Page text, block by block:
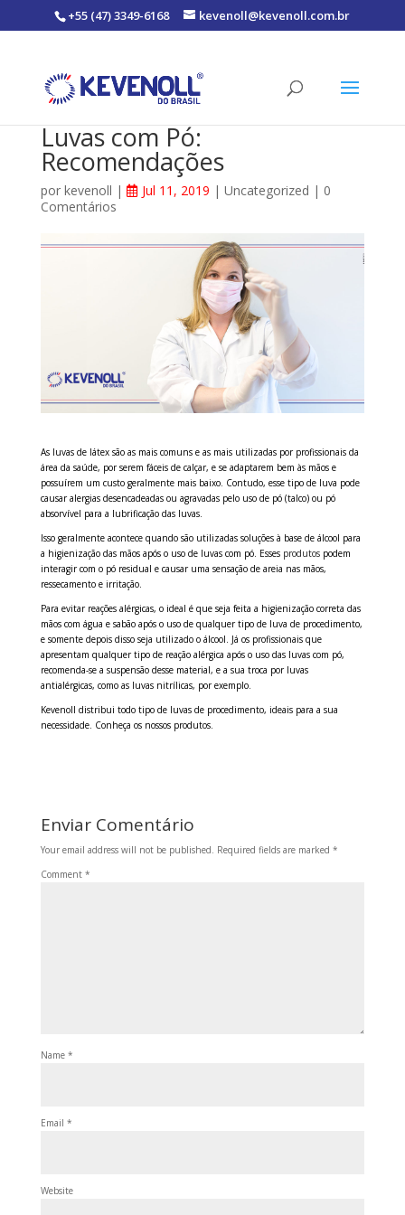
+55 (47) 3349-6168 kevenoll@kevenoll.com.br
Luvas com Pó:
Recomendações
por kevenoll | Jul 11, 2019 | Uncategorized | 0
Comentários
As luvas de látex são as mais comuns e as mais utilizadas por profissionais da
área da saúde, por serem fáceis de calçar, e se adaptarem bem às mãos e
possuírem um custo geralmente mais baixo. Contudo, esse tipo de luva pode
causar alergias desencadeadas ou agravadas pelo uso de pó (talco) ou pó
absorvível para a lubrificação das luvas.
Isso geralmente acontece quando são utilizadas soluções à base de álcool para
a higienização das mãos após o uso de luvas com pó. Esses produtospodem
interagir com o pó residual e causar uma sensação de areia nas mãos,
ressecamento e irritação.
Para evitar reações alérgicas, o ideal é que seja feita a higienização correta das
mãos com água e sabão após o uso de qualquer tipo de luva de procedimento,
e somente depois disso seja utilizado o álcool. Já os profissionais que
apresentam qualquer tipo de reação alérgica após o uso das luvas com pó,
recomenda-se a suspensão desse material, e a sua troca por luvas
antialérgicas, como as luvas nitrílicas, por exemplo.
Kevenoll distribui todo tipo de luvas de procedimento, ideais para a sua
necessidade. Conheça os nossos produtos.
Enviar Comentário
Your email address will not be published. Required fields are marked *
Comment *
Name *
Email *
Website